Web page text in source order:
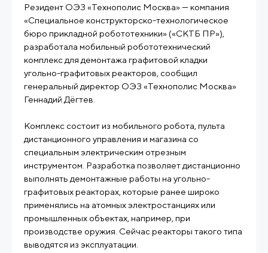
Резидент ОЭЗ «Технополис Москва» — компания
«Специальное конструкторско-технологическое
бюро прикладной робототехники» («СКТБ ПР»),
разработала мобильный робототехнический
комплекс для демонтажа графитовой кладки
угольно-графитовых реакторов, сообщил
генеральный директор ОЭЗ «Технополис Москва»
Геннадий Дёгтев.
Комплекс состоит из мобильного робота, пульта
дистанционного управления и магазина со
специальным электрическим отрезным
инструментом. Разработка позволяет дистанционно
выполнять демонтажные работы на угольно-
графитовых реакторах, которые ранее широко
применялись на атомных электростанциях или
промышленных объектах, например, при
производстве оружия. Сейчас реакторы такого типа
выводятся из эксплуатации.